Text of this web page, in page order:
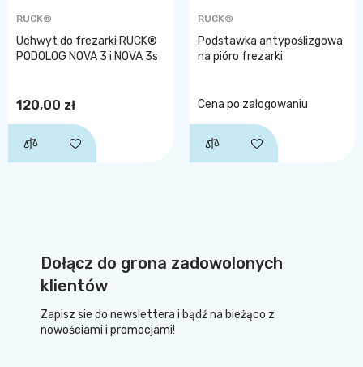
RUCK®
Uchwyt do frezarki RUCK®
PODOLOG NOVA 3 i NOVA 3s
120,00 zł
RUCK®
Podstawka antypoślizgowa
na pióro frezarki
Cena po zalogowaniu
Dołącz do grona zadowolonych
klientów
Zapisz sie do newslettera i bądź na bieżąco z
nowościami i promocjami!